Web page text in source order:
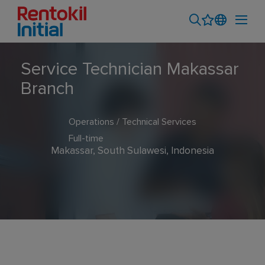
Service Technician Makassar
Branch
Operations / Technical Services
Full-time
Makassar, South Sulawesi, Indonesia